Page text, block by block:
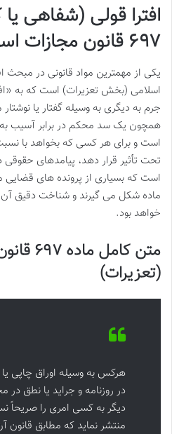
افترا قولی (شفاهی
۶۹۷ قانون مجازات اسلامی (تعزیرات)
اسلامی (بخش تعزیرات) است که به
جرم به دیگری به وسیله گفتار یا نوشتار
همچون یک سد محکم در برابر آسیب به
است و برای هر کسی که بخواهد با
تحت تأثیر قرار دهد، پیامدهای حقوقی
است که بسیاری از پرونده های قضایی
ماده شکل می گیرند و شناخت دقیق
خواهد بود.
متن
(تعزیرات)
هرکس به وسیله اوراق چاپی
در روزنامه و جراید یا نطق در
دیگر به کسی امری را صریحاً
منتشر نماید که مطابق